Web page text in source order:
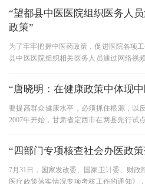
“望都县中医医院组织医务人
政策”
为了牢牢把握中医药政策，促进医院各项
县中医医院组织相关医务人员通过网络视
“唐晓明：在健康政策中体现
要提高群众健康水平，必须抓住根源，以
2007年开始，甘肃省定西市在两县先行试
“四部门专项核查社会办医政
7月31日，国家发改委、国家卫计委、财
医疗政策落实情况专项考核工作的通知》